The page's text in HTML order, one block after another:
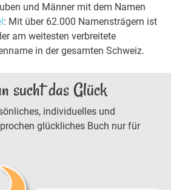
und Männer mit dem Namen
: Mit über 62.000 Namensträgern ist
am weitesten verbreitete
in der gesamten Schweiz.
sucht das Glück
individuelles und
glückliches Buch nur für